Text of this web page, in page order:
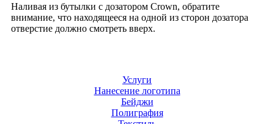
Наливая из бутылки с дозатором Crown, обратите
внимание, что находящееся на одной из сторон дозатора
отверстие должно смотреть вверх.
Услуги
Нанесение логотипа
Бейджи
Полиграфия